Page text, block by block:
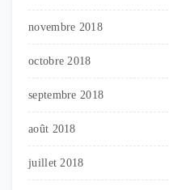
novembre 2018
octobre 2018
septembre 2018
août 2018
juillet 2018